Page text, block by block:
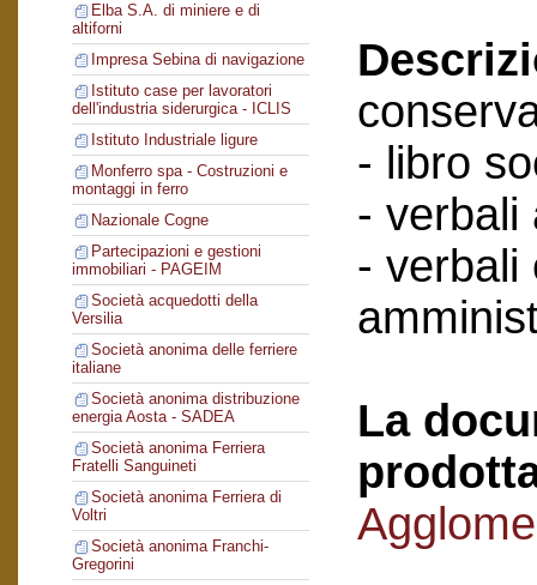
Elba S.A. di miniere e di
altiforni
Impresa Sebina di navigazione
Istituto case per lavoratori
dell'industria siderurgica - ICLIS
Istituto Industriale ligure
Monferro spa - Costruzioni e
montaggi in ferro
Nazionale Cogne
Partecipazioni e gestioni
immobiliari - PAGEIM
Società acquedotti della
Versilia
Società anonima delle ferriere
italiane
Società anonima distribuzione
energia Aosta - SADEA
Società anonima Ferriera
Fratelli Sanguineti
Società anonima Ferriera di
Voltri
Società anonima Franchi-
Gregorini
- libro
- verbali
- verbali
La